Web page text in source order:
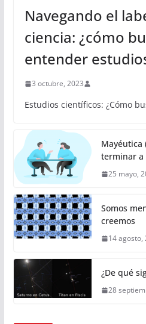
Navegando el
ciencia: ¿cómo
entender
3 octubre, 2023
Estudios científicos: ¿Cómo
Mayéutica
terminar a
25 mayo,
Somos
creemos
14 agosto,
¿De qué
28